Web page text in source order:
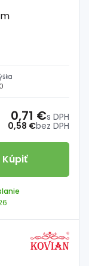
0,58 €bez DPH
0,71 €s DPH
Kúpiť